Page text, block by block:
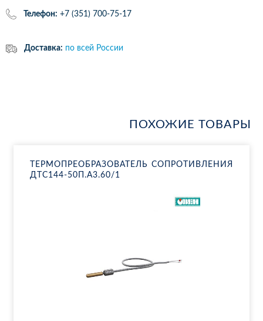
Телефон: +7 (351) 700-75-17
Доставка: по всей России
ПОХОЖИЕ ТОВАРЫ
ТЕР­МО­ПРЕ­ОБ­РА­ЗО­ВА­ТЕЛЬ СО­ПРО­ТИВ­ЛЕ­НИЯ
ДТ­С144-50П.А3.60/1